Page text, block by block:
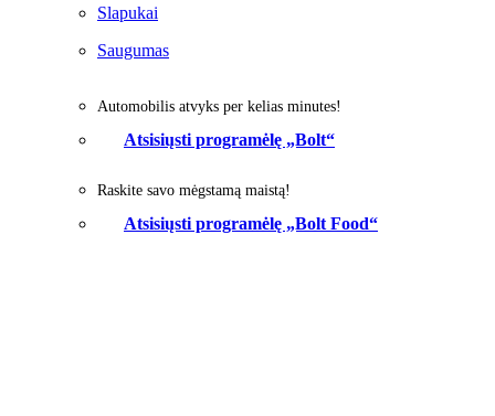
Slapukai
Saugumas
Automobilis atvyks per kelias minutes!
Atsisiųsti programėlę „Bolt“
Raskite savo mėgstamą maistą!
Atsisiųsti programėlę „Bolt Food“